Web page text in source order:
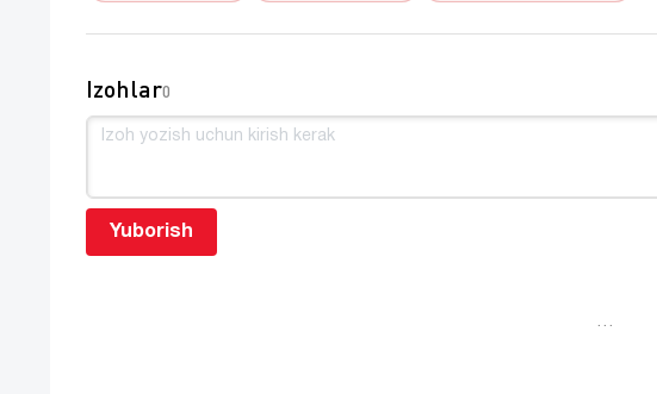
Izohlar0
Yuborish
…